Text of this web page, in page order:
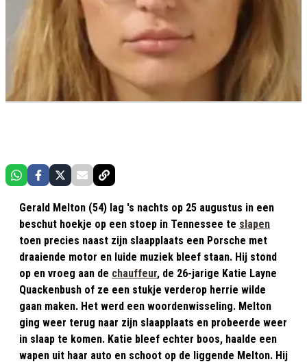
Gerald Melton (54) lag 's nachts op 25 augustus in een
beschut hoekje op een stoep in Tennessee te slapen
toen precies naast zijn slaapplaats een Porsche met
draaiende motor en luide muziek bleef staan. Hij stond
op en vroeg aan de chauffeur, de 26-jarige Katie Layne
Quackenbush of ze een stukje verderop herrie wilde
gaan maken. Het werd een woordenwisseling. Melton
ging weer terug naar zijn slaapplaats en probeerde weer
in slaap te komen. Katie bleef echter boos, haalde een
wapen uit haar auto en schoot op de liggende Melton. Hij